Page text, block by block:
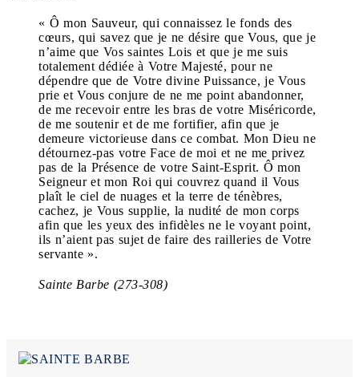
« Ô mon Sauveur, qui connaissez le fonds des
cœurs, qui savez que je ne désire que Vous, que je
n’aime que Vos saintes Lois et que je me suis
totalement dédiée à Votre Majesté, pour ne
dépendre que de Votre divine Puissance, je Vous
prie et Vous conjure de ne me point abandonner,
de me recevoir entre les bras de votre Miséricorde,
de me soutenir et de me fortifier, afin que je
demeure victorieuse dans ce combat. Mon Dieu ne
détournez-pas votre Face de moi et ne me privez
pas de la Présence de votre Saint-Esprit. Ô mon
Seigneur et mon Roi qui couvrez quand il Vous
plaît le ciel de nuages et la terre de ténèbres,
cachez, je Vous supplie, la nudité de mon corps
afin que les yeux des infidèles ne le voyant point,
ils n’aient pas sujet de faire des railleries de Votre
servante ».
Sainte Barbe (273-308)